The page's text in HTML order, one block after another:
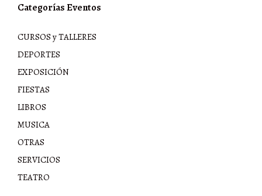
Categorías Eventos
CURSOS y TALLERES
DEPORTES
EXPOSICIÓN
FIESTAS
LIBROS
MUSICA
OTRAS
SERVICIOS
TEATRO